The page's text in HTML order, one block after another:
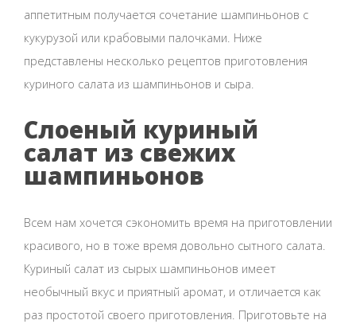
аппетитным получается сочетание шампиньонов с
кукурузой или крабовыми палочками. Ниже
представлены несколько рецептов приготовления
куриного салата из шампиньонов и сыра.
Слоеный куриный
салат из свежих
шампиньонов
Всем нам хочется сэкономить время на приготовлении
красивого, но в тоже время довольно сытного салата.
Куриный салат из сырых шампиньонов имеет
необычный вкус и приятный аромат, и отличается как
раз простотой своего приготовления. Приготовьте на